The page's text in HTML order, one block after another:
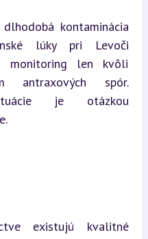
kontaminácia
lúky pri Levoči
monitoring len kvôli
antraxových spór.
je otázkou
existujú kvalitné